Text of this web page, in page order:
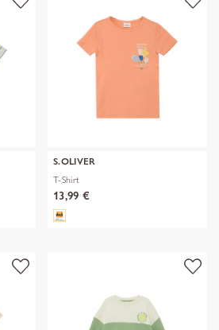
S.OLIVER
T-Shirt
13,99 €